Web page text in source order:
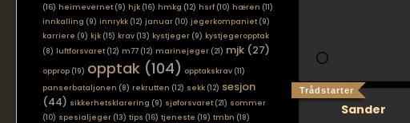
Sander
Trådstarter
(16) heimevernet (9) hjk (16) hmkg (12) hsrf (10) hæren (11)
innkalling (9) innrykk (12) januar (10) jegerkompaniet (9)
karriere (9) kjk (15) krav (13) kystjeger (9) kystjegeropptak
(8) luftforsvaret (12) m77 (12) marinejeger (21) mjk (27)
opprop (19) opptak (104) opptakskrav (11)
panserbataljonen (8) rekrutten (12) sekk (12) sesjon
(44) sikkerhetsklarering (9) sjøforsvaret (21) sommer
(10) spesialjeger (13) tips (16) tjeneste (19) tmbn (18)